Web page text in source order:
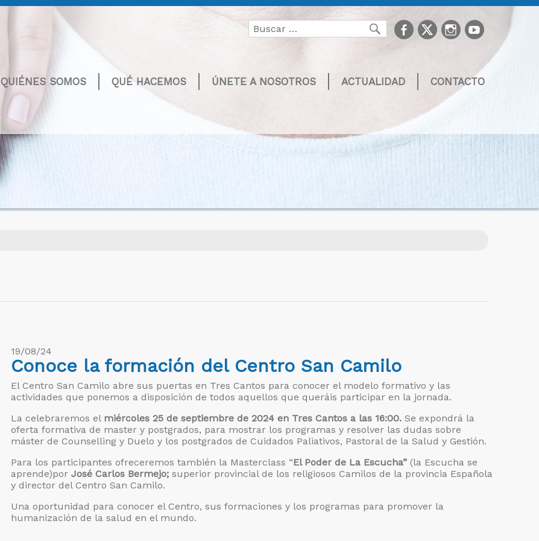
Buscar
por:
Buscarfacebook
TwitterInstagram
youtube
QUIÉNES SOMOS QUÉ HACEMOS ÚNETE A NOSOTROS ACTUALIDAD CONTACTO
19/08/24
Conoce la formación del Centro San Camilo
El Centro San Camilo abre sus puertas en Tres Cantos para conocer el modelo formativo y las
actividades que ponemos a disposición de todos aquellos que queráis participar en la jornada.
La celebraremos el miércoles 25 de septiembre de 2024 en Tres Cantos a las 16:00. Se expondrá la
oferta formativa de master y postgrados, para mostrar los programas y resolver las dudas sobre
máster de Counselling y Duelo y los postgrados de Cuidados Paliativos, Pastoral de la Salud y Gestión.
Para los participantes ofreceremos también la Masterclass “El Poder de La Escucha” (la Escucha se
aprende)por José Carlos Bermejo; superior provincial de los religiosos Camilos de la provincia Española
y director del Centro San Camilo.
Una oportunidad para conocer el Centro, sus formaciones y los programas para promover la
humanización de la salud en el mundo.